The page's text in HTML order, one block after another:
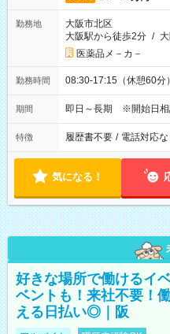
勤務地
大阪市北区
大阪駅から徒歩2分 /
医薬品メ－カ－
勤務時間 08:30-17:15（休憩60分
期間 即日～長期 ※開始日相
特徴 履歴書不要 / 電話対応な
気になる！
好きな場所で働けるイ
ベントも！来社不要！
える日払い◎｜阪